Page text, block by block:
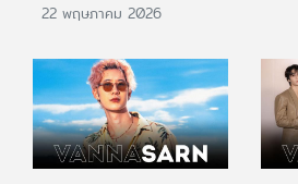
22 พฤษภาคม 2026